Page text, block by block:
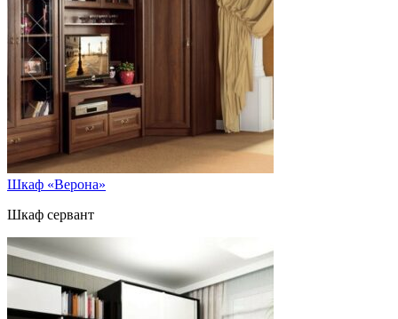
Шкаф «Верона»
Шкаф сервант